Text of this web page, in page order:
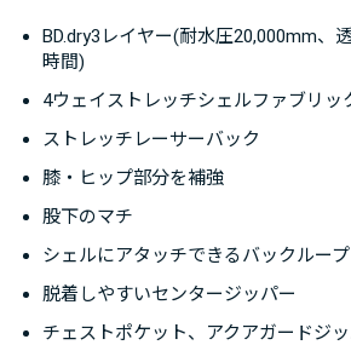
BD.dry3レイヤー(耐水圧20,000mm、
時間)
4ウェイストレッチシェルファブリッ
ストレッチレーサーバック
膝・ヒップ部分を補強
股下のマチ
シェルにアタッチできるバックループ
脱着しやすいセンタージッパー
チェストポケット、アクアガードジ